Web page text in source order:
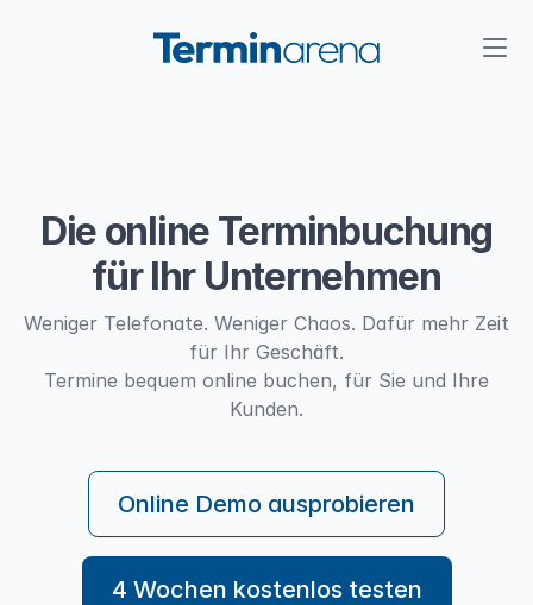
Die online Terminbuchung
für Ihr Unternehmen
Weniger Telefonate. Weniger Chaos. Dafür mehr Zeit
für Ihr Geschäft.
Termine bequem online buchen, für Sie und Ihre
Kunden.
Online Demo ausprobieren
4 Wochen kostenlos testen